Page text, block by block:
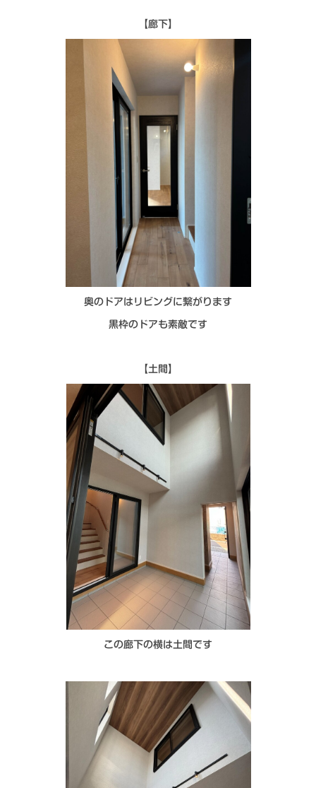
【廊下】
奥のドアはリビングに繋がります
黒枠のドアも素敵です
【土間】
この廊下の横は土間です